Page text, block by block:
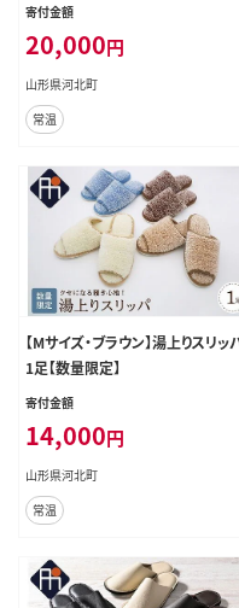
寄付金額
20,000円
山形県河北町
常温
【Mサイズ・ブラウン】湯上りスリッ
1足【数量限定】
寄付金額
14,000円
山形県河北町
常温